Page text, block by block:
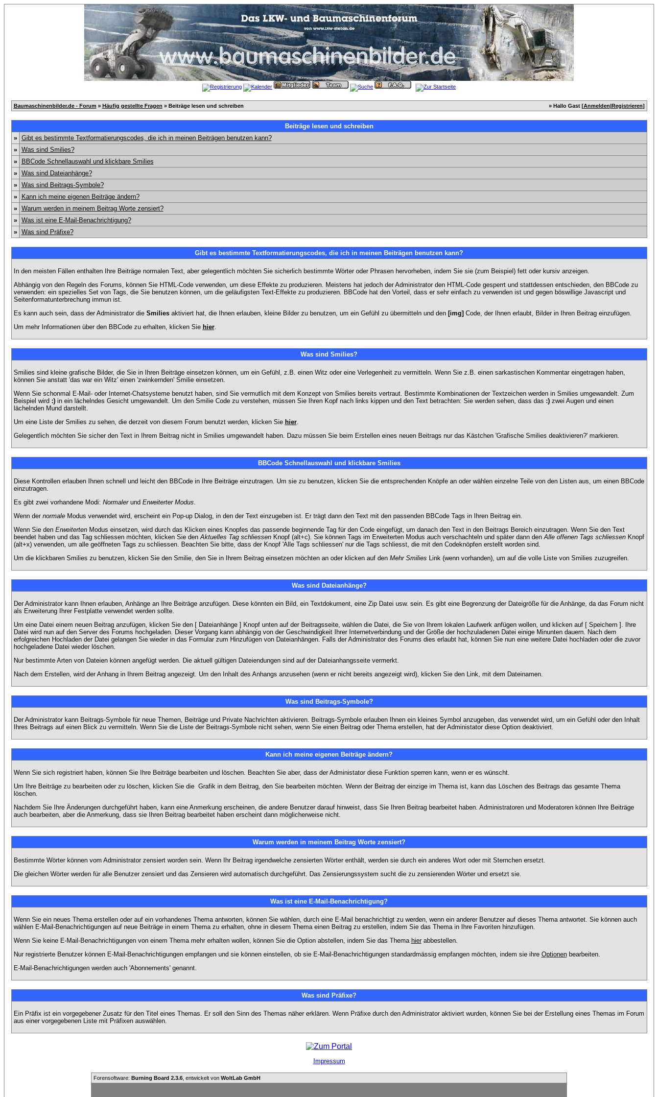
Baumaschinenbilder.de - Forum » Häufig gestellte Fragen » Beiträge lesen und schreiben » Hallo Gast [Anmelden|Registrieren]
Beiträge lesen und schreiben
»
Gibt es bestimmte Textformatierungscodes, die ich in meinen Beiträgen benutzen kann?
»
Was sind Smilies?
»
BBCode Schnellauswahl und klickbare Smilies
»
Was sind Dateianhänge?
»
Was sind Beitrags-Symbole?
»
Kann ich meine eigenen Beiträge ändern?
»
Warum werden in meinem Beitrag Worte zensiert?
»
Was ist eine E-Mail-Benachrichtigung?
»
Was sind Präfixe?
Gibt es bestimmte Textformatierungscodes, die ich in meinen Beiträgen benutzen kann?
In den meisten Fällen enthalten Ihre Beiträge normalen Text, aber gelegentlich möchten Sie sicherlich bestimmte Wörter oder Phrasen hervorheben, indem Sie sie (zum Beispiel) fett oder kursiv anzeigen.
Abhängig von den Regeln des Forums, können Sie HTML-Code verwenden, um diese Effekte zu produzieren. Meistens hat jedoch der Administrator den HTML-Code gesperrt und stattdessen entschieden, den BBCode zu
verwenden: ein spezielles Set von Tags, die Sie benutzen können, um die geläufigsten Text-Effekte zu produzieren. BBCode hat den Vorteil, dass er sehr einfach zu verwenden ist und gegen böswillige Javascript und
Seitenformatunterbrechung immun ist.
Es kann auch sein, dass der Administrator die Smiliesaktiviert hat, die Ihnen erlauben, kleine Bilder zu benutzen, um ein Gefühl zu übermitteln und den [img] Code, der Ihnen erlaubt, Bilder in Ihren Beitrag einzufügen.
Um mehr Informationen über den BBCode zu erhalten, klicken Sie hier.
Was sind Smilies?
Smilies sind kleine grafische Bilder, die Sie in Ihren Beiträge einsetzen können, um ein Gefühl, z.B. einen Witz oder eine Verlegenheit zu vermitteln. Wenn Sie z.B. einen sarkastischen Kommentar eingetragen haben,
können Sie anstatt 'das war ein Witz' einen 'zwinkernden' Smilie einsetzen.
Wenn Sie schonmal E-Mail- oder Internet-Chatsysteme benutzt haben, sind Sie vermutlich mit dem Konzept von Smilies bereits vertraut. Bestimmte Kombinationen der Textzeichen werden in Smilies umgewandelt. Zum
Beispiel wird :)in ein lächelndes Gesicht umgewandelt. Um den Smilie Code zu verstehen, müssen Sie Ihren Kopf nach links kippen und den Text betrachten: Sie werden sehen, dass das :)zwei Augen und einen
lächelnden Mund darstellt.
Um eine Liste der Smilies zu sehen, die derzeit von diesem Forum benutzt werden, klicken Sie hier.
Gelegentlich möchten Sie sicher den Text in Ihrem Beitrag nicht in Smilies umgewandelt haben. Dazu müssen Sie beim Erstellen eines neuen Beitrags nur das Kästchen 'Grafische Smilies deaktivieren?' markieren.
BBCode Schnellauswahl und klickbare Smilies
Diese Kontrollen erlauben Ihnen schnell und leicht den BBCode in Ihre Beiträge einzutragen. Um sie zu benutzen, klicken Sie die entsprechenden Knöpfe an oder wählen einzelne Teile von den Listen aus, um einen BBCode
einzutragen.
Es gibt zwei vorhandene Modi: Normalerund Erweiterter Modus.
Wenn der normaleModus verwendet wird, erscheint ein Pop-up Dialog, in den der Text einzugeben ist. Er trägt dann den Text mit den passenden BBCode Tags in Ihren Beitrag ein.
Wenn Sie den ErweitertenModus einsetzen, wird durch das Klicken eines Knopfes das passende beginnende Tag für den Code eingefügt, um danach den Text in den Beitrags Bereich einzutragen. Wenn Sie den Text
beendet haben und das Tag schliessen möchten, klicken Sie denAktuelles Tag schliessenKnopf (alt+c). Sie können Tags im Erweiterten Modus auch verschachteln und später dann denAlle offenen Tags schliessenKnopf
(alt+x) verwenden, um alle geöffneten Tags zu schliessen. Beachten Sie bitte, dass der Knopf 'Alle Tags schliessen' nur die Tags schliesst, die mit den Codeknöpfen erstellt worden sind.
Um die klickbaren Smilies zu benutzen, klicken Sie den Smilie, den Sie in Ihrem Beitrag einsetzen möchten an oder klicken auf den Mehr Smilies Link (wenn vorhanden), um auf die volle Liste von Smilies zuzugreifen.
Was sind Dateianhänge?
Der Administrator kann Ihnen erlauben, Anhänge an Ihre Beiträge anzufügen. Diese könnten ein Bild, ein Textdokument, eine Zip Datei usw. sein. Es gibt eine Begrenzung der Dateigröße für die Anhänge, da das Forum nicht
als Erweiterung Ihrer Festplatte verwendet werden sollte.
Um eine Datei einem neuen Beitrag anzufügen, klicken Sie den [ Dateianhänge ] Knopf unten auf der Beitragsseite, wählen die Datei, die Sie von Ihrem lokalen Laufwerk anfügen wollen, und klicken auf [ Speichern ]. Ihre
Datei wird nun auf den Server des Forums hochgeladen. Dieser Vorgang kann abhängig von der Geschwindigkeit Ihrer Internetverbindung und der Größe der hochzuladenen Datei einige Minunten dauern. Nach dem
erfolgreichen Hochladen der Datei gelangen Sie wieder in das Formular zum Hinzufügen von Dateianhängen. Falls der Administrator des Forums dies erlaubt hat, können Sie nun eine weitere Datei hochladen oder die zuvor
hochgeladene Datei wieder löschen.
Nur bestimmte Arten von Dateien können angefügt werden. Die aktuell gültigen Dateiendungen sind auf der Dateianhangsseite vermerkt.
Nach dem Erstellen, wird der Anhang in Ihrem Beitrag angezeigt. Um den Inhalt des Anhangs anzusehen (wenn er nicht bereits angezeigt wird), klicken Sie den Link, mit dem Dateinamen.
Was sind Beitrags-Symbole?
Der Administrator kann Beitrags-Symbole für neue Themen, Beiträge und Private Nachrichten aktivieren. Beitrags-Symbole erlauben Ihnen ein kleines Symbol anzugeben, das verwendet wird, um ein Gefühl oder den Inhalt
Ihres Beitrags auf einen Blick zu vermitteln. Wenn Sie die Liste der Beitrags-Symbole nicht sehen, wenn Sie einen Beitrag oder Thema erstellen, hat der Administator diese Option deaktiviert.
Kann ich meine eigenen Beiträge ändern?
Wenn Sie sich registriert haben, können Sie Ihre Beiträge bearbeiten und löschen. Beachten Sie aber, dass der Administator diese Funktion sperren kann, wenn er es wünscht.
Um Ihre Beiträge zu bearbeiten oder zu löschen, klicken Sie die Grafik in dem Beitrag, den Sie bearbeiten möchten. Wenn der Beitrag der einzige im Thema ist, kann das Löschen des Beitrags das gesamte Thema
löschen.
Nachdem Sie Ihre Änderungen durchgeführt haben, kann eine Anmerkung erscheinen, die andere Benutzer darauf hinweist, dass Sie Ihren Beitrag bearbeitet haben. Administratoren und Moderatoren können Ihre Beiträge
auch bearbeiten, aber die Anmerkung, dass sie Ihren Beitrag bearbeitet haben erscheint dann möglicherweise nicht.
Warum werden in meinem Beitrag Worte zensiert?
Bestimmte Wörter können vom Administrator zensiert worden sein. Wenn Ihr Beitrag irgendwelche zensierten Wörter enthält, werden sie durch ein anderes Wort oder mit Sternchen ersetzt.
Die gleichen Wörter werden für alle Benutzer zensiert und das Zensieren wird automatisch durchgeführt. Das Zensierungssystem sucht die zu zensierenden Wörter und ersetzt sie.
Was ist eine E-Mail-Benachrichtigung?
Wenn Sie ein neues Thema erstellen oder auf ein vorhandenes Thema antworten, können Sie wählen, durch eine E-Mail benachrichtigt zu werden, wenn ein anderer Benutzer auf dieses Thema antwortet. Sie können auch
wählen E-Mail-Benachrichtigungen auf neue Beiträge in einem Thema zu erhalten, ohne in diesem Thema einen Beitrag zu erstellen, indem Sie das Thema in Ihre Favoriten hinzufügen.
Wenn Sie keine E-Mail-Benachrichtigungen von einem Thema mehr erhalten wollen, können Sie die Option abstellen, indem Sie das Thema hierabbestellen.
Nur registrierte Benutzer können E-Mail-Benachrichtigungen empfangen und sie können einstellen, ob sie E-Mail-Benachrichtigungen standardmässig empfangen möchten, indem sie ihre Optionenbearbeiten.
E-Mail-Benachrichtigungen werden auch 'Abonnements' genannt.
Was sind Präfixe?
Ein Präfix ist ein vorgegebener Zusatz für den Titel eines Themas. Er soll den Sinn des Themas näher erklären. Wenn Präfixe durch den Administrator aktiviert wurden, können Sie bei der Erstellung eines Themas im Forum
aus einer vorgegebenen Liste mit Präfixen auswählen.
Impressum
Forensoftware: Burning Board 2.3.6 , entwickelt von WoltLab GmbH